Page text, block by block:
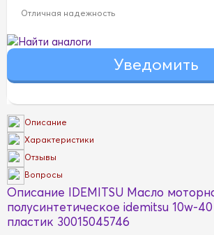
Отличная надежность
Найти аналоги
Описание
Характеристики
Отзывы
Вопросы
Описание IDEMITSU Масло
полусинтетическое idemitsu 10w-
пластик 30015045746